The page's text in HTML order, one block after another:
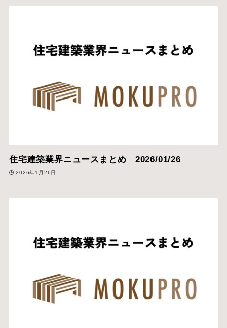
住宅建築業界ニュースまとめ 2026/01/26
2026年1月26日